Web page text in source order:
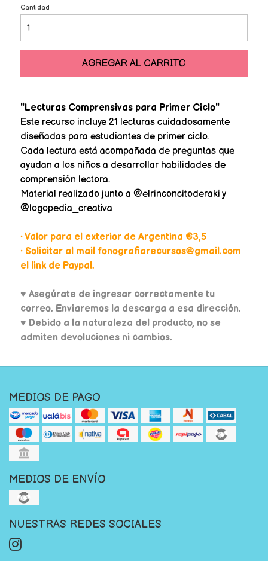
Cantidad
AGREGAR AL CARRITO
"Lecturas Comprensivas para Primer Ciclo"
Este recurso incluye 21 lecturas cuidadosamente
diseñadas para estudiantes de primer ciclo.
Cada lectura está acompañada de preguntas que
ayudan a los niños a desarrollar habilidades de
comprensión lectora.
Material realizado junto a @elrinconcitoderaki y
@logopedia_creativa
• Valor para el exterior de Argentina €3,5
• Solicitar al mail fonografiarecursos@gmail.com
el link de Paypal.
♥ Asegúrate de ingresar correctamente tu
correo. Enviaremos la descarga a esa dirección.
♥ Debido a la naturaleza del producto, no se
admiten devoluciones ni cambios.
MEDIOS DE PAGO
MEDIOS DE ENVÍO
NUESTRAS REDES SOCIALES